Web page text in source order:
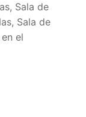
Sala de
Sala de
el